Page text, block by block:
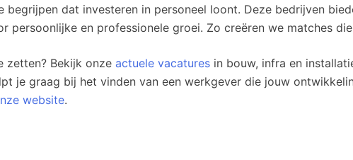
begrijpen dat investeren in personeel loont. Deze bedrijven
persoonlijke en professionele groei. Zo creëren we matches
zetten? Bekijk onze actuele vacatures in bouw, infra en
je graag bij het vinden van een werkgever die jouw
website.